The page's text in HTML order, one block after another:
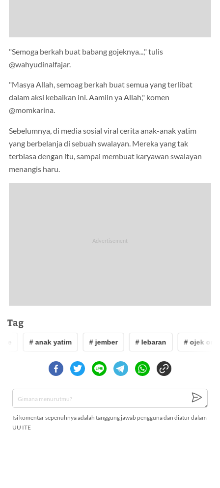
"Semoga berkah buat babang gojeknya...," tulis
@wahyudinalfajar.
"Masya Allah, semoag berkah buat semua yang terlibat
dalam aksi kebaikan ini. Aamiin ya Allah," komen
@momkarina.
Sebelumnya, di media sosial viral cerita anak-anak yatim
yang berbelanja di sebuah swalayan. Mereka yang tak
terbiasa dengan itu, sampai membuat karyawan swalayan
menangis haru.
Tag
# anak yatim # jember # lebaran # ojek
Isi komentar sepenuhnya adalah tanggung jawab pengguna dan diatur dalam
UU ITE